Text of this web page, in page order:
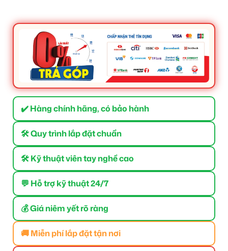
✔️ Hàng chính hãng, có bảo hành
🛠 Quy trình lắp đặt chuẩn
🛠 Kỹ thuật viên tay nghề cao
💬 Hỗ trợ kỹ thuật 24/7
💰 Giá niêm yết rõ ràng
🚚 Miễn phí lắp đặt tận nơi